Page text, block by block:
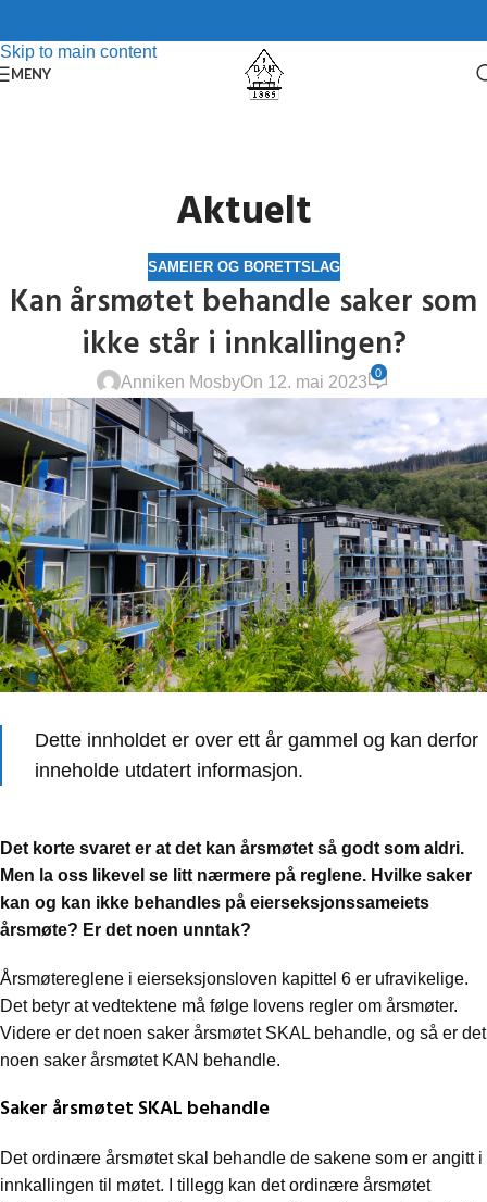
Skip to main content
MENY
Aktuelt
SAMEIER OG BORETTSLAG
Kan årsmøtet behandle saker som
ikke står i innkallingen?
Anniken MosbyOn 12. mai 2023
0
Dette innholdet er over ett år gammel og kan derfor
inneholde utdatert informasjon.
Det korte svaret er at det kan årsmøtet så godt som aldri.
Men la oss likevel se litt nærmere på reglene. Hvilke saker
kan og kan ikke behandles på eierseksjonssameiets
årsmøte? Er det noen unntak?
Årsmøtereglene i eierseksjonsloven kapittel 6 er ufravikelige.
Det betyr at vedtektene må følge lovens regler om årsmøter.
Videre er det noen saker årsmøtet SKAL behandle, og så er det
noen saker årsmøtet KAN behandle.
Saker årsmøtet SKAL behandle
Det ordinære årsmøtet skal behandle de sakene som er angitt i
innkallingen til møtet. I tillegg kan det ordinære årsmøtet